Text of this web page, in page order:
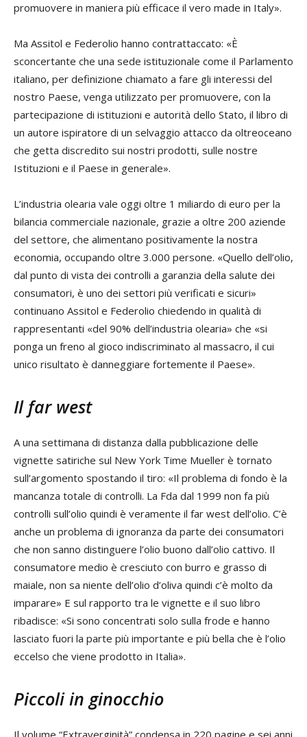
promuovere in maniera più efficace il vero made in Italy».
Ma Assitol e Federolio hanno contrattaccato: «È
sconcertante che una sede istituzionale come il Parlamento
italiano, per definizione chiamato a fare gli interessi del
nostro Paese, venga utilizzato per promuovere, con la
partecipazione di istituzioni e autorità dello Stato, il libro di
un autore ispiratore di un selvaggio attacco da oltreoceano
che getta discredito sui nostri prodotti, sulle nostre
Istituzioni e il Paese in generale».
L’industria olearia vale oggi oltre 1 miliardo di euro per la
bilancia commerciale nazionale, grazie a oltre 200 aziende
del settore, che alimentano positivamente la nostra
economia, occupando oltre 3.000 persone. «Quello dell’olio,
dal punto di vista dei controlli a garanzia della salute dei
consumatori, è uno dei settori più verificati e sicuri»
continuano Assitol e Federolio chiedendo in qualità di
rappresentanti «del 90% dell’industria olearia» che «si
ponga un freno al gioco indiscriminato al massacro, il cui
unico risultato è danneggiare fortemente il Paese».
Il far west
A una settimana di distanza dalla pubblicazione delle
vignette satiriche sul New York Time Mueller è tornato
sull’argomento spostando il tiro: «Il problema di fondo è la
mancanza totale di controlli. La Fda dal 1999 non fa più
controlli sull’olio quindi è veramente il far west dell’olio. C’è
anche un problema di ignoranza da parte dei consumatori
che non sanno distinguere l’olio buono dall’olio cattivo. Il
consumatore medio è cresciuto con burro e grasso di
maiale, non sa niente dell’olio d’oliva quindi c’è molto da
imparare» E sul rapporto tra le vignette e il suo libro
ribadisce: «Si sono concentrati solo sulla frode e hanno
lasciato fuori la parte più importante e più bella che è l’olio
eccelso che viene prodotto in Italia».
Piccoli in ginocchio
Il volume “Extraverginità” condensa in 220 pagine e sei anni